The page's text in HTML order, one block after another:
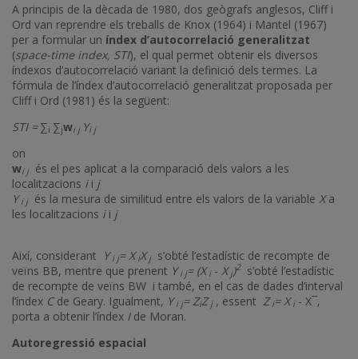
A principis de la dècada de 1980, dos geògrafs anglesos, Cliff i
Ord van reprendre els treballs de Knox (1964) i Mantel (1967)
per a formular un índex d’autocorrelació generalitzat
(space-time index, STI), el qual permet obtenir els diversos
índexos d’autocorrelació variant la definició dels termes. La
fórmula de l’índex d’autocorrelació generalitzat proposada per
Cliff i Ord (1981) és la següent:
STI =∑i ∑jwi j Yi j
on
wi jés el pes aplicat a la comparació dels valors a les
localitzacions ii j
Y i jés la mesura de similitud entre els valors de la variable Xa
les localitzacions ii j
Així, considerant Y i j= X iX js’obté l’estadístic de recompte de
veïns BB, mentre que prenent Y i j= (X i- X j)2s’obté l’estadístic
de recompte de veïns BW i també, en el cas de dades d’interval
l’índex Cde Geary. Igualment, Y i j= ZiZ j, essent Z i= X i- X¯,
porta a obtenir l’índex Ide Moran.
Autoregressió espacial